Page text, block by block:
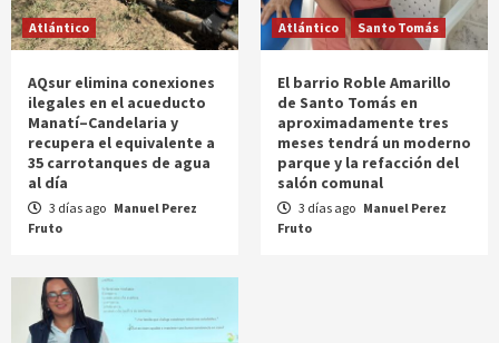
Atlántico
AQsur elimina conexiones
ilegales en el acueducto
Manatí–Candelaria y
recupera el equivalente a
35 carrotanques de agua
al día
3 días ago Manuel Perez
Fruto
Atlántico Santo Tomás
El barrio Roble Amarillo
de Santo Tomás en
aproximadamente tres
meses tendrá un moderno
parque y la refacción del
salón comunal
3 días ago Manuel Perez
Fruto